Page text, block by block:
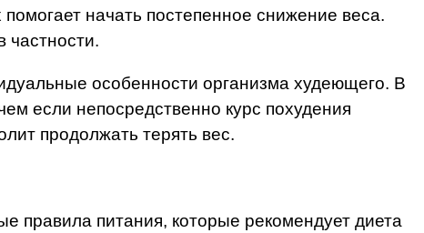
начать постепенное снижение веса.
частности.
особенности организма худеющего. В
если непосредственно курс похудения
продолжать терять вес.
правила питания, которые рекомендует диета